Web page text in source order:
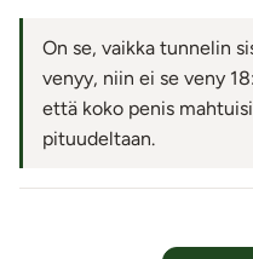
On se, vaikka tunnelin
venyy, niin ei se veny
että koko penis
pituudeltaan.